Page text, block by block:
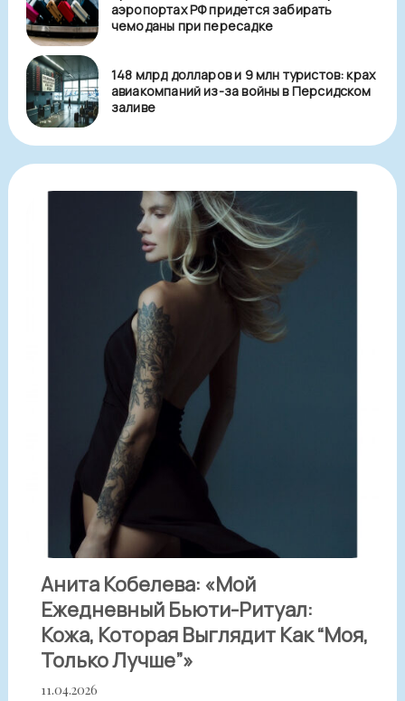
аэропортах РФ придется забирать
чемоданы при пересадке
148 млрд долларов и 9 млн туристов: крах
авиакомпаний из-за войны в Персидском
заливе
Анита Кобелева: «Мой
Ежедневный Бьюти-Ритуал:
Кожа, Которая Выглядит Как “моя,
Только Лучше”»
11.04.2026